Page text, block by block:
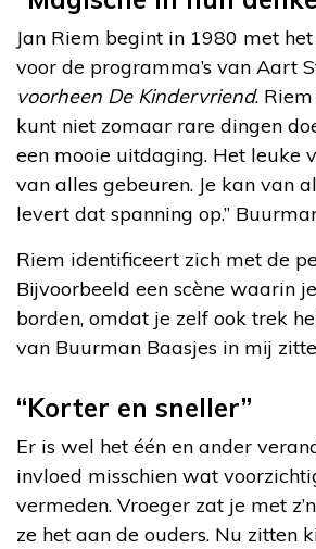
Jan Riem begint in 1980 met
voor de programma’s van Aart
voorheen De Kindervriend.
kunt niet zomaar rare dingen
een mooie uitdaging. Het leuke
van alles gebeuren. Je kan van
levert dat spanning op.”
Riem identificeert zich met de
Bijvoorbeeld een scène waarin
borden, omdat je zelf ook trek
van Buurman Baasjes in mij
“Korter en sneller”
Er is wel het één en ander
invloed misschien wat
vermeden. Vroeger zat je met
ze het aan de ouders. Nu zitten